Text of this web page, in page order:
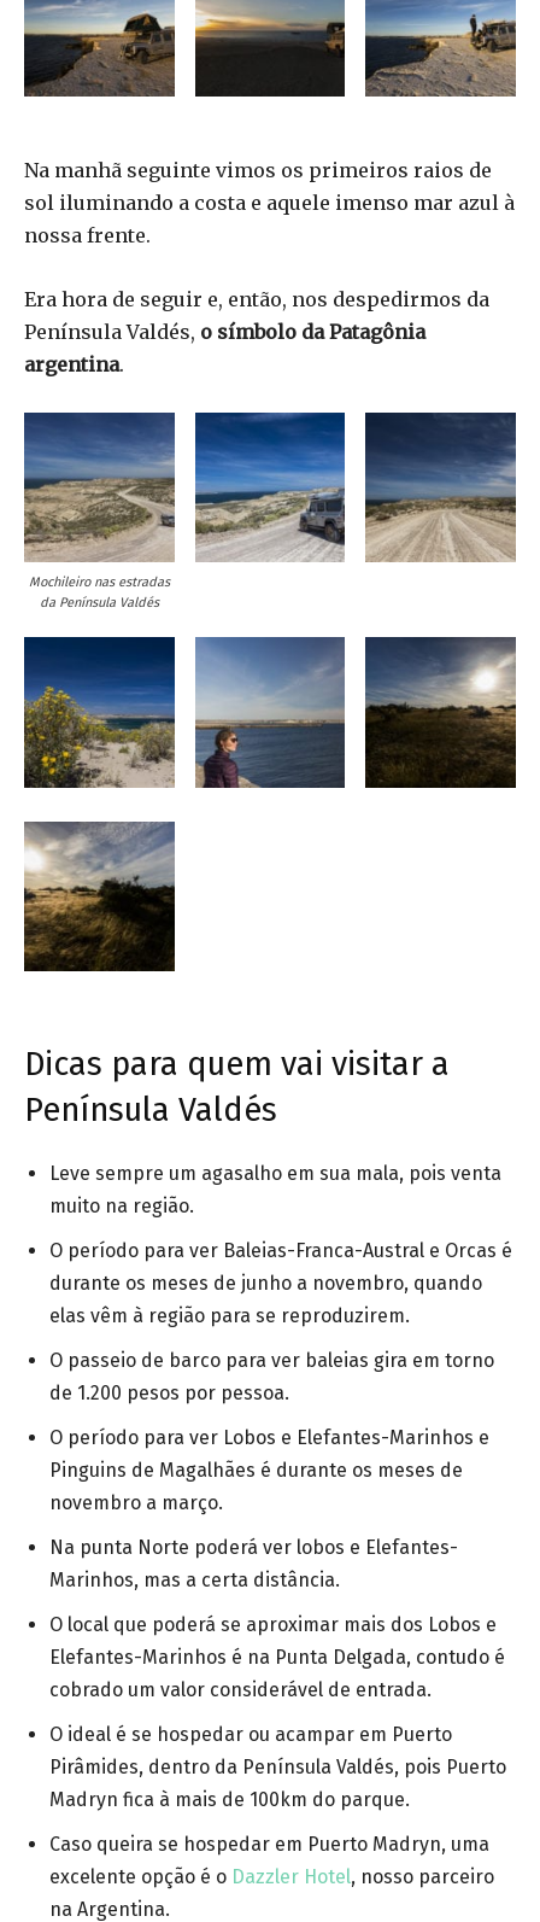
Na manhã seguinte vimos os primeiros raios de
sol iluminando a costa e aquele imenso mar azul à
nossa frente.
Era hora de seguir e, então, nos despedirmos da
Península Valdés, o símbolo da Patagônia
argentina.
Mochileiro nas estradas
da Península Valdés
Dicas para quem vai visitar a
Península Valdés
Leve sempre um agasalho em sua mala, pois venta
muito na região.
O período para ver Baleias-Franca-Austral e Orcas é
durante os meses de junho a novembro, quando
elas vêm à região para se reproduzirem.
O passeio de barco para ver baleias gira em torno
de 1.200 pesos por pessoa.
O período para ver Lobos e Elefantes-Marinhos e
Pinguins de Magalhães é durante os meses de
novembro a março.
Na punta Norte poderá ver lobos e Elefantes-
Marinhos, mas a certa distância.
O local que poderá se aproximar mais dos Lobos e
Elefantes-Marinhos é na Punta Delgada, contudo é
cobrado um valor considerável de entrada.
O ideal é se hospedar ou acampar em Puerto
Pirâmides, dentro da Península Valdés, pois Puerto
Madryn fica à mais de 100km do parque.
Caso queira se hospedar em Puerto Madryn, uma
excelente opção é o Dazzler Hotel, nosso parceiro
na Argentina.